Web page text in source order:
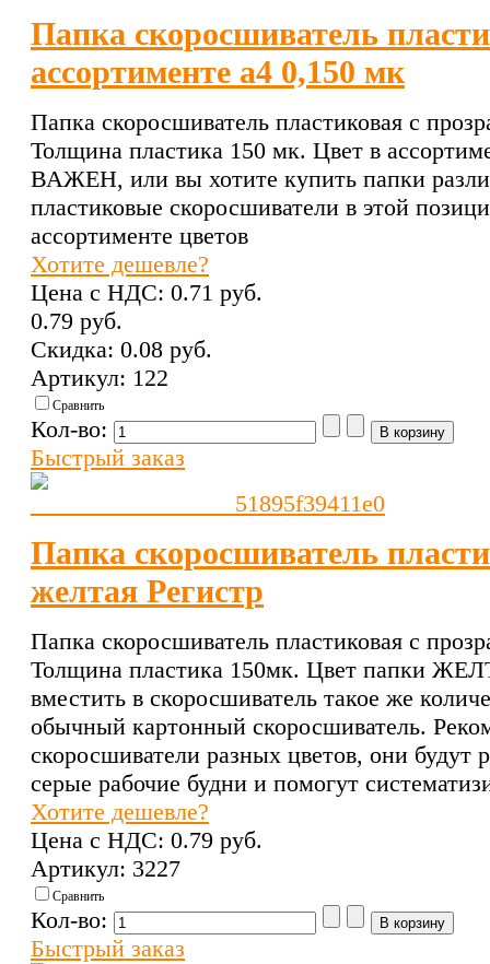
Папка скоросшиватель
ассортименте а4 0,150 мк
Папка скоросшиватель пластиковая с
Толщина пластика 150 мк. Цвет в
ВАЖЕН, или вы хотите купить папки
пластиковые скоросшиватели в этой
ассортименте цветов
Хотите дешевле?
Цена с НДС: 0.71 pуб.
0.79 pуб.
Скидка: 0.08 pуб.
Артикул: 122
Сравнить
Кол-во:
Быстрый заказ
Папка скоросшиватель
желтая Регистр
Папка скоросшиватель пластиковая с
Толщина пластика 150мк. Цвет папки
вместить в скоросшиватель такое же
обычный картонный скоросшиватель.
скоросшиватели разных цветов, они будут
серые рабочие будни и помогут
Хотите дешевле?
Цена с НДС: 0.79 pуб.
Артикул: 3227
Сравнить
Кол-во:
Быстрый заказ